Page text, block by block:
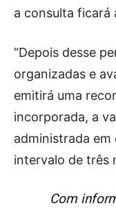
a consulta ficará
“Depois desse
organizadas e
emitirá uma
incorporada, a
administrada em
intervalo de três
Com